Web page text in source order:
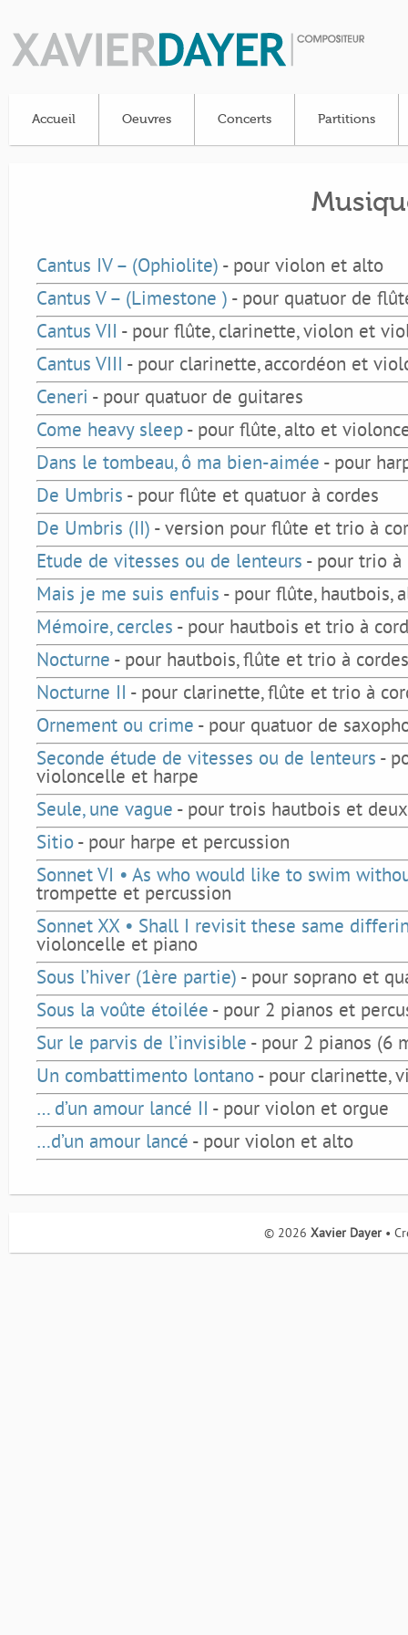
Accueil Oeuvres Concerts Partitions
Cantus IV – (Ophiolite) - pour violon et alto
Cantus V – (Limestone ) - pour quatuor de
Cantus VII - pour flûte, clarinette, violon et
Cantus VIII - pour clarinette, accordéon et
Ceneri - pour quatuor de guitares
Come heavy sleep- pour flûte, alto et
Dans le tombeau, ô ma bien-aimée - pour
De Umbris - pour flûte et quatuor à cordes
De Umbris (II) - version pour flûte et trio à
Etude de vitesses ou de lenteurs - pour trio à
Mais je me suis enfuis - pour flûte, hautbois,
Mémoire, cercles - pour hautbois et trio à
Nocturne - pour hautbois, flûte et trio à cordes
Nocturne II - pour clarinette, flûte et trio à
Ornement ou crime - pour quatuor de
Seconde étude de vitesses ou de lenteurs -
violoncelle et harpe
Seule, une vague - pour trois hautbois et
Sitio- pour harpe et percussion
Sonnet VI • As who would like to swim
trompette et percussion
Sonnet XX • Shall I revisit these same
violoncelle et piano
Sous l’hiver (1ère partie) - pour soprano et
Sous la voûte étoilée - pour 2 pianos et
Sur le parvis de l’invisible - pour 2 pianos (6
Un combattimento lontano- pour clarinette,
… d’un amour lancé II - pour violon et orgue
…d’un amour lancé - pour violon et alto
© 2026 Xavier Dayer •